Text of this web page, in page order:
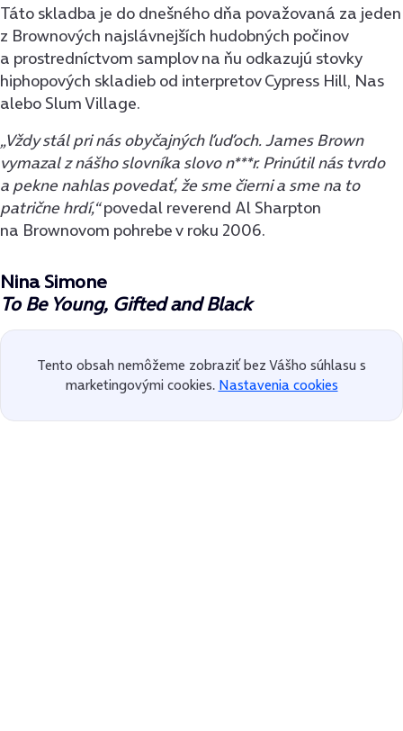
Táto skladba je do dnešného dňa považovaná za jeden
z Brownových najslávnejších hudobných počinov
a prostredníctvom samplov na ňu odkazujú stovky
hiphopových skladieb od interpretov Cypress Hill, Nas
alebo Slum Village.
„Vždy stál pri nás obyčajných ľuďoch. James Brown
vymazal z nášho slovníka slovo n***r. Prinútil nás tvrdo
a pekne nahlas povedať, že sme čierni a sme na to
patrične hrdí,“povedal reverend Al Sharpton
na Brownovom pohrebe v roku 2006.
Nina Simone
To Be Young, Gifted and Black
Tento obsah nemôžeme zobraziť bez Vášho súhlasu s
marketingovými cookies. Nastavenia cookies